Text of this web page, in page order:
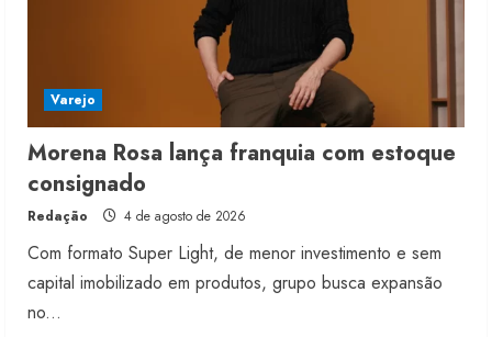
Varejo
Morena Rosa lança franquia com estoque
consignado
Redação 4 de agosto de 2026
Com formato Super Light, de menor investimento e sem
capital imobilizado em produtos, grupo busca expansão
no...